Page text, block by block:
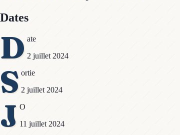
Dates
D ate
2 juillet 2024
S ortie
2 juillet 2024
J O
11 juillet 2024